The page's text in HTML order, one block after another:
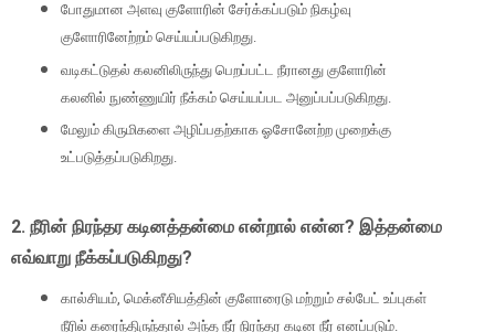
போதுமான அளவு குளோரின் சேர்க்கப்படும் நிகழ்வு
குளோரினேற்றம் செய்யப்படுகிறது.
வடிகட்டுதல் கலனிலிருந்து பெறப்பட்ட நீரானது குளோரின்
கலனில் நுண்ணுயிர் நீக்கம் செய்யப்பட அனுப்பப்படுகிறது.
மேலும் கிருமிகளை அழிப்பதற்காக ஓசோனேற்ற முறைக்கு
உட்படுத்தப்படுகிறது.
2. நீரின் நிரந்தர கடினத்தன்மை என்றால் என்ன? இத்தன்மை
எவ்வாறு நீக்கப்படுகிறது?
கால்சியம், மெக்னீசியத்தின் குளோரைடு மற்றும் சல்பேட் உப்புகள்
நீரில் கரைந்திருந்தால் அந்த நீர் நிரந்தர கடின நீர் எனப்படும்.